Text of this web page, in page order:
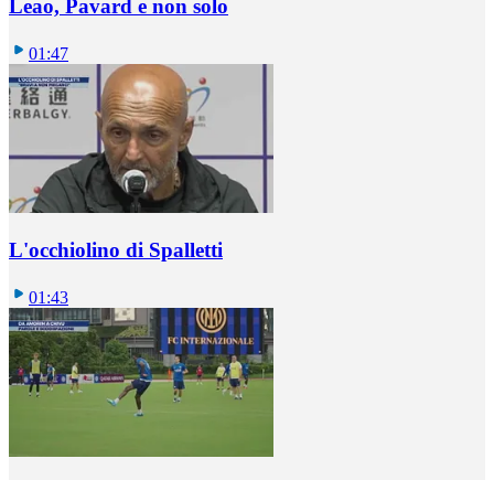
Leao, Pavard e non solo
01:47
L'occhiolino di Spalletti
01:43